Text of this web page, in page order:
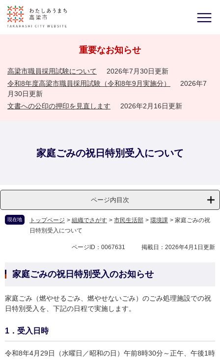
重要なお知らせ
高梁市職員採用試験について
2026年7月30日更新
令和8年度高梁市職員採用試験（令和8年9月実施分）
2026年7
月30日更新
文書への公印の押印を見直します
2026年2月16日更新
家庭ごみの祝日特別受入について
ページ内目次
現在地 トップページ > 組織でさがす > 市民生活部 > 環境課 > 家庭ごみの祝
日特別受入について
ページID：0067631 掲載日：2026年4月1日更新
家庭ごみの祝日特別受入のお知らせ
家庭ごみ（燃やせるごみ、燃やせないごみ）のごみ処理施設での祝
日特別受入を、下記の日程で実施します。
1．受入日時
令和8年4月29日（水曜日／昭和の日）午前8時30分～正午、午後1時